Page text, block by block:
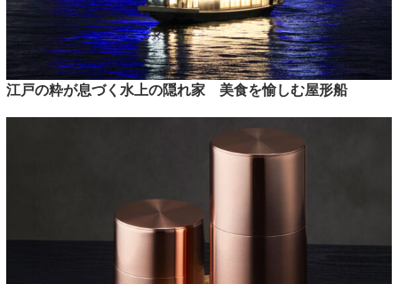
江戸の粋が息づく水上の隠れ家 美食を愉しむ屋形船